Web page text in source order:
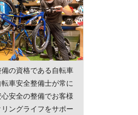
備の資格である自転車
車安全整備士が常に
安全の整備でお客様
ングライフをサポー